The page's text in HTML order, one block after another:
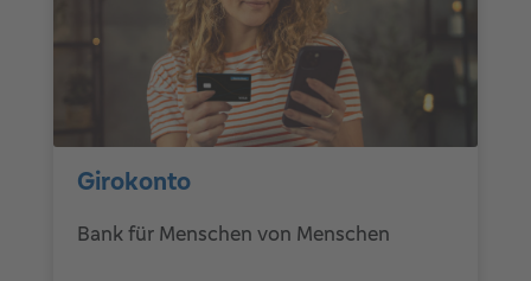
Girokonto
Bank für Menschen von Menschen